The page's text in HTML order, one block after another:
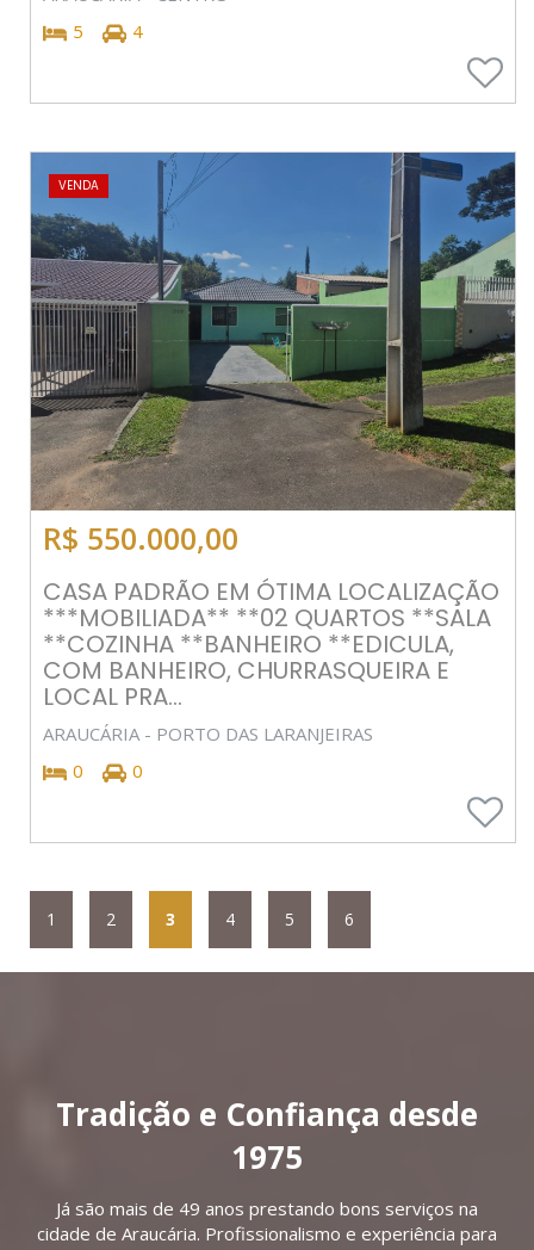
5
4
VENDA
R$ 550.000,00
CASA PADRÃO EM ÓTIMA LOCALIZAÇÃO
***MOBILIADA** **02 QUARTOS **SALA
**COZINHA **BANHEIRO **EDICULA,
COM BANHEIRO, CHURRASQUEIRA E
LOCAL PRA...
ARAUCÁRIA - PORTO DAS LARANJEIRAS
0
0
1 2 3 4 5 6
Tradição e Confiança desde
1975
Já são mais de 49 anos prestando bons serviços na
cidade de Araucária. Profissionalismo e experiência para